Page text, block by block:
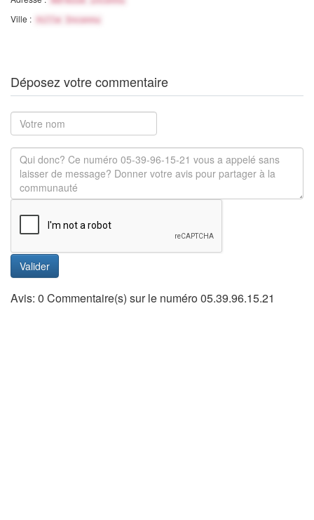
Ville : Ville Inconnu
Déposez votre commentaire
Valider
Avis: 0 Commentaire(s) sur le numéro 05.39.96.15.21